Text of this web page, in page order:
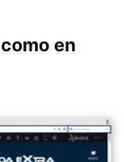
en